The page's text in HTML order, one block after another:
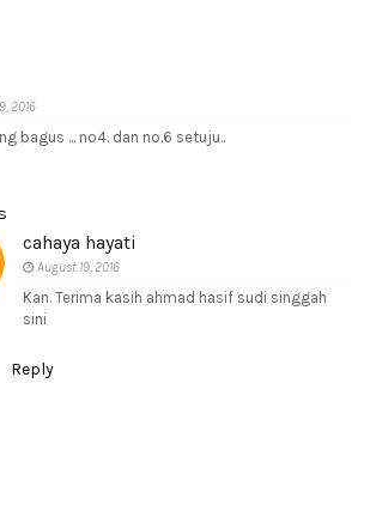
2016
bagus ... no4. dan no.6 setuju..
cahaya hayati
August 19, 2016
Kan. Terima kasih ahmad hasif sudi singgah
sini
Reply